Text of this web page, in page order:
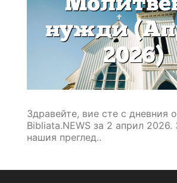
Здравейте, вие сте с дневния
Bibliata.NEWS за 2 април 2026.
нашия преглед..